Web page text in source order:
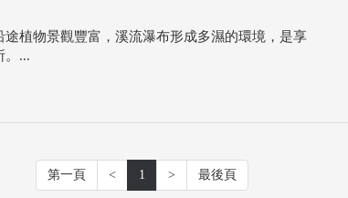
植物景觀豐富，溪流瀑布形成多濕的環境，是享
。...
第一頁 < 1 > 最後頁